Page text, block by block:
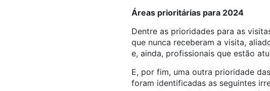
Áreas prioritárias para 2024
Dentre as prioridades para as
que nunca receberam a visita,
e, ainda, profissionais que estão
E, por fim, uma outra prioridade
foram identificadas as seguintes